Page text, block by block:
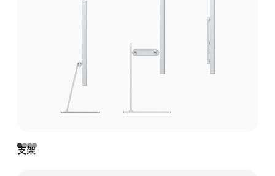
支架